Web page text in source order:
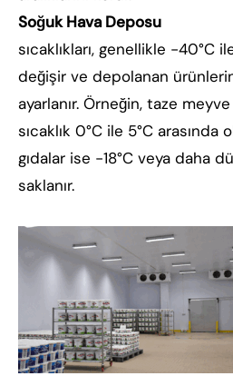
Soğuk Hava Deposu
sıcaklıkları, genellikle -40°C
değişir ve depolanan
ayarlanır. Örneğin, taze
sıcaklık 0°C ile 5°C arasında
gıdalar ise -18°C veya daha
saklanır.